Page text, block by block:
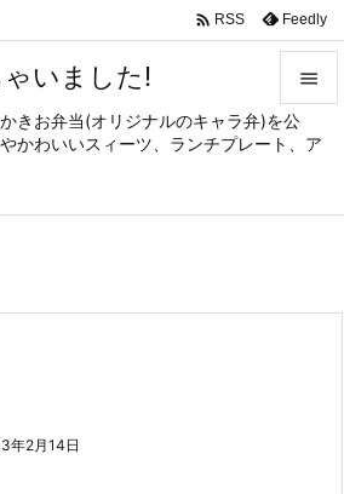
いました!
きお弁当(オリジナルのキャラ弁)を公
かわいいスィーツ、ランチプレート、ア


メニュ
サイド

 RSS Feedly
年2月14日